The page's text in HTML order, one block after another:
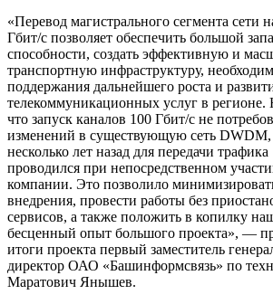
«Перевод магистрального сегмента сети
Гбит/с позволяет обеспечить большой
способности, создать эффективную и
транспортную инфраструктуру,
поддержания дальнейшего роста и
телекоммуникационных услуг в
что запуск каналов 100 Гбит/с не
изменений в существующую сеть
несколько лет назад для передачи
проводился при непосредственном
компании. Это позволило
внедрения, провести работы без
сервисов, а также положить в копилку
бесценный опыт большого проекта», —
итоги проекта первый заместитель
директор ОАО «Башинформсвязь» по
Маратович Янышев.